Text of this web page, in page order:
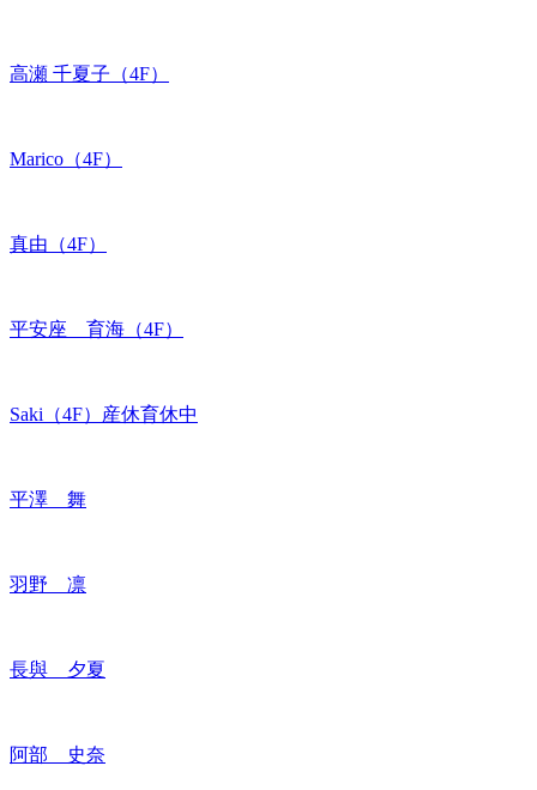
高瀬 千夏子（4F）
Marico（4F）
真由（4F）
平安座 育海（4F）
Saki（4F）産休育休中
平澤 舞
羽野 凛
長與 夕夏
阿部 史奈